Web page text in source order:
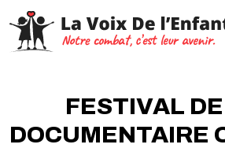
FESTIVAL
DOCUMENTAIRE